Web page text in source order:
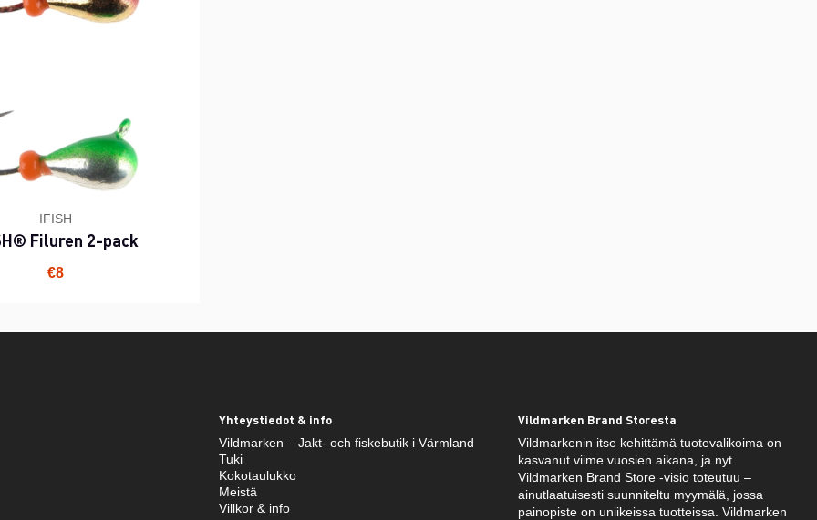
IFISH
Filuren 2-pack
€8
Yhteystiedot & info
Vildmarken – Jakt- och fiskebutik i Värmland
Tuki
Kokotaulukko
Meistä
Villkor & info
Vildmarken Brand Storesta
Vildmarkenin itse kehittämä tuotevalikoima on
kasvanut viime vuosien aikana, ja nyt
Vildmarken Brand Store -visio toteutuu –
ainutlaatuisesti suunniteltu myymälä, jossa
painopiste on uniikeissa tuotteissa. Vildmarken